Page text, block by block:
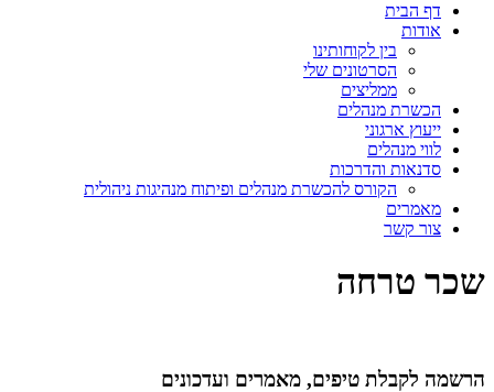
דף הבית
אודות
בין לקוחותינו
הסרטונים שלי
ממליצים
הכשרת מנהלים
ייעוץ ארגוני
לווי מנהלים
סדנאות והדרכות
הקורס להכשרת מנהלים ופיתוח מנהיגות ניהולית
מאמרים
צור קשר
שכר טרחה
הרשמה לקבלת טיפים, מאמרים ועדכונים